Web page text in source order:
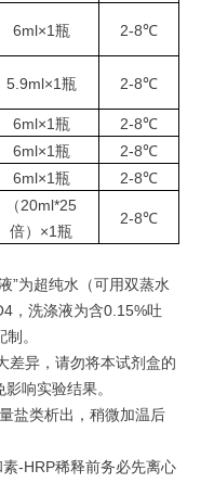
6ml×1瓶 2-8℃
5.9ml×1瓶 2-8℃
6ml×1瓶
2-8℃
6ml×1瓶
2-8℃
6ml×1瓶 2-8℃
（20ml*25
倍）×1瓶
2-8℃
”为超纯水（可用双蒸水
，洗涤液为含0.15%吐
。
差异，请勿将本试剂盒的
响实验结果。
盐类析出，稍微加温后
-HRP稀释前务必先离心